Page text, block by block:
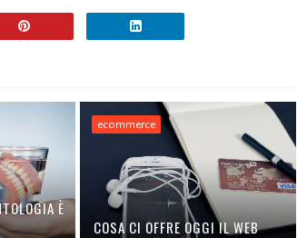
È
ecommerce
COSA CI OFFRE OGGI IL WEB